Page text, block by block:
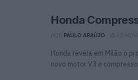
Honda
PAULO ARAÚJO 10
Honda revela em Milão o
novo motor V3 e